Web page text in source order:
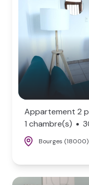
Appartement 2
1 chambre(s)
Bourges (18000)